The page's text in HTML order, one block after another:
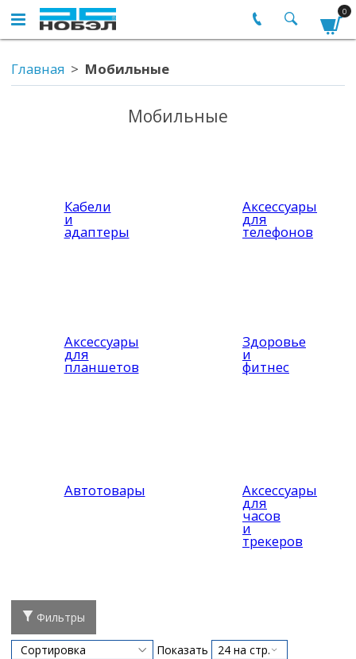
0
Главная Мобильные
Мобильные
Кабели
и
адаптеры
Аксессуары
для
телефонов
Аксессуары
для
планшетов
Здоровье
и
фитнес
Автотовары Аксессуары
для
часов
и
трекеров
Фильтры
Показать